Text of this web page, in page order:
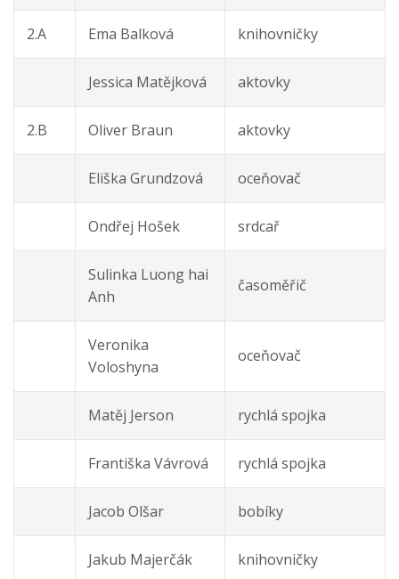
2.A Ema Balková knihovničky
Jessica Matějková aktovky
2.B Oliver Braun aktovky
Eliška Grundzová oceňovač
Ondřej Hošek srdcař
Sulinka Luong hai
Anh
časoměřič
Veronika
Voloshyna
oceňovač
Matěj Jerson rychlá spojka
Františka Vávrová rychlá spojka
Jacob Olšar bobíky
Jakub Majerčák knihovničky